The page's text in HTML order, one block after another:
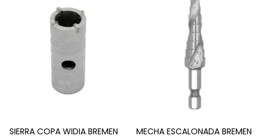
SIERRA COPA WIDIA BREMEN
MECHA ESCALONADA BREMEN